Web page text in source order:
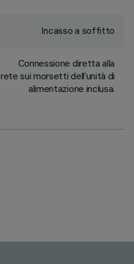
Incasso a soffitto
Connessione diretta alla
rete sui morsetti dell’unità di
alimentazione inclusa.